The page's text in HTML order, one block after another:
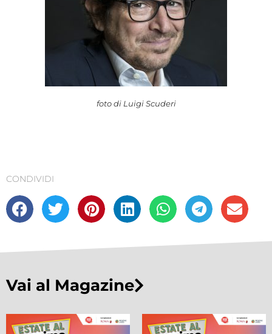
foto di Luigi Scuderi
CONDIVIDI
Vai al Magazine